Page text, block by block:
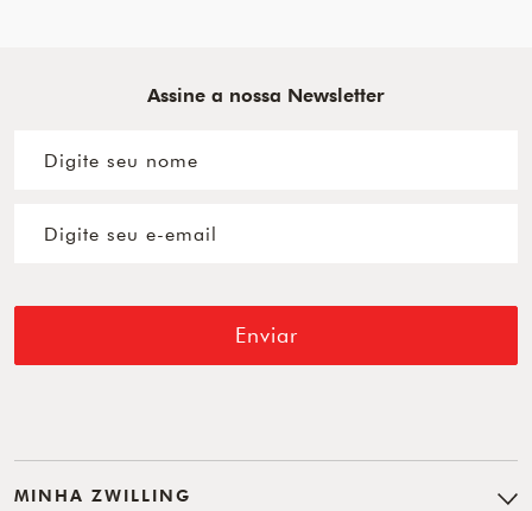
Assine a nossa Newsletter
Enviar
MINHA ZWILLING